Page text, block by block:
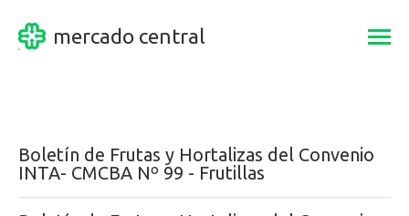
mercado central
Boletín de Frutas y Hortalizas del Convenio
INTA- CMCBA Nº 99 - Frutillas